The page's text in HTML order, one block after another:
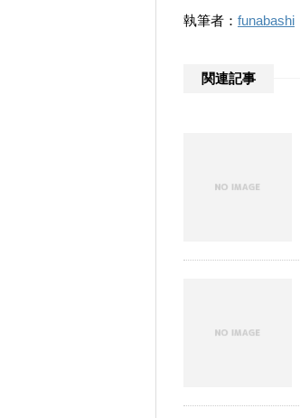
執筆者： funabashi
関連記事